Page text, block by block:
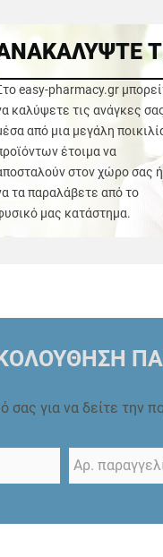
easy-pharmacy.gr
καλύψετε τις ανάγκες
από μια μεγάλη
έτοιμα να
στον χώρο σας ή
τα παραλάβετε από το
μας κατάστημα.
σας για να δείτε την